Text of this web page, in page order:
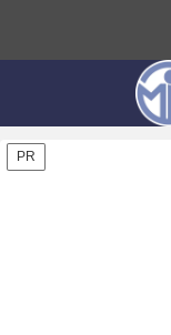
PR